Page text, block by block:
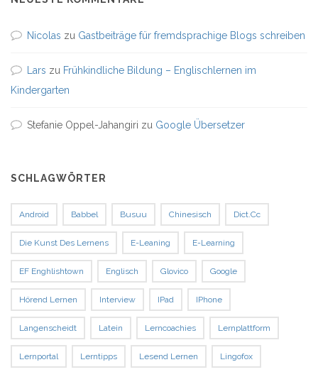
Nicolas zu Gastbeiträge für fremdsprachige Blogs schreiben
Lars zu Frühkindliche Bildung – Englischlernen im
Kindergarten
Stefanie Oppel-Jahangiri zu Google Übersetzer
SCHLAGWÖRTER
Android Babbel Busuu Chinesisch Dict.cc
Die Kunst Des Lernens E-Leaning E-Learning
EF Enghlishtown Englisch Glovico Google
Hörend Lernen Interview IPad IPhone
Langenscheidt Latein Lerncoachies Lernplattform
Lernportal Lerntipps Lesend Lernen Lingofox